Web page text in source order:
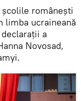
școlile românești
limba ucraineană
a
Novosad,